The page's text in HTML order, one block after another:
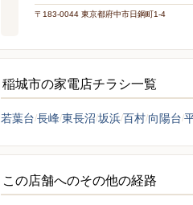
〒183-0044 東京都府中市日鋼町1-4
稲城市の家電店チラシ一覧
若葉台 長峰東長沼 坂浜百村 向陽台
この店舗へのその他の経路